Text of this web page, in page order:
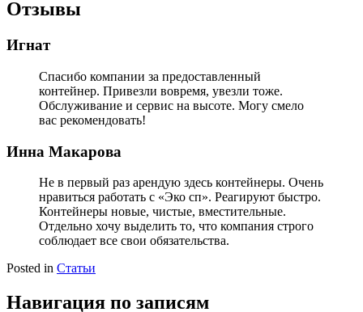
Отзывы
Игнат
Спасибо компании за предоставленный
контейнер. Привезли вовремя, увезли тоже.
Обслуживание и сервис на высоте. Могу смело
вас рекомендовать!
Инна Макарова
Не в первый раз арендую здесь контейнеры. Очень
нравиться работать с «Эко сп». Реагируют быстро.
Контейнеры новые, чистые, вместительные.
Отдельно хочу выделить то, что компания строго
соблюдает все свои обязательства.
Posted in Статьи
Навигация по записям